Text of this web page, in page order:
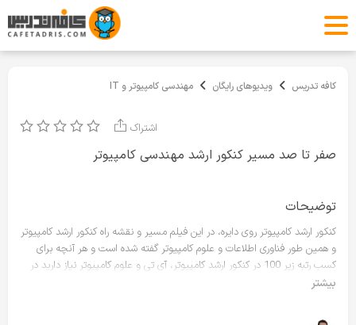
کافه تدریس ویدیوهای رایگان مهندسی کامپیوتر و IT
صفر تا صد مسیر کنکور ارشد مهندسی کامپیوتر
اشتراک
توضیحات
کنکور ارشد کامپیوتر روی دایره، در این فیلم مسیر و نقشه راه کنکور ارشد کامپیوتر
و همین طور فناوری اطلاعات و علوم کامپیوتر گفته شده است و هر آنچه برای
کسب رتبه زیر 100 در کنکور ارشد کامپیوتر، آی تی و علوم کامپیوتر نیاز دارید در
این فیلم گفته شده است.
منابع کنکور ارشد کامپیوتر
بیشتر